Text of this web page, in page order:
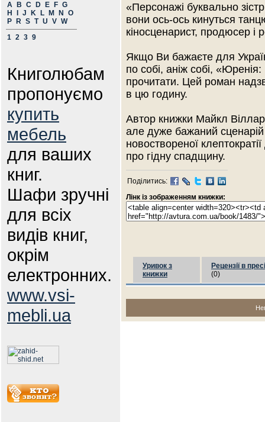
A
B C D E F G
H
J K L M N
O
P
R S T U V W
1 2 3 9
Книголюбам
пропонуємо
купить
мебель
для ваших
книг.
Шафи зручні
для всіх
видів книг,
окрім
електронних.
www.vsi-
mebli.ua
«Персонажі буквально
вони ось-ось кинуться
кіносценарист, продюсер і
Якщо Ви бажаєте для
по собі, аніж собі,
прочитати. Цей роман
в цю годину.
Автор книжки Майкл
але дуже бажаний сценарій
новоствореної
про гідну спадщину.
Поділитись:
Лінк із зображенням книжки:
Уривок з
книжки
Рецензії в пресі
(0)